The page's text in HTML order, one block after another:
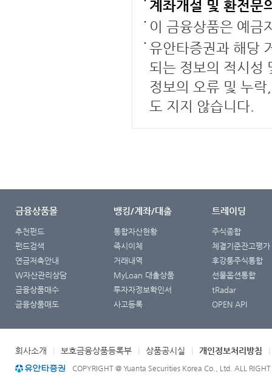
계좌개설 및 환전문
이 금융상품은 예금
유안타증권과 해당
되는 정보의 적시성
정보의 오류 및 누
도 지지 않습니다.
금융상품몰
추천펀드
펀드검색
연금저축안내
W자산관리상담
금융상품매수
금융상품매도
뱅킹/계좌/대출
통합자산현황
즉시이체
거래내역
MyLoan 대출상품
투자자정보확인서
사고등록
트레이딩
주식종합
체결기준잔고평가
후강퉁주식통합
선물옵션통합
tRadar
OPEN API
회사소개 보호금융상품등록부 상품공시실 개인정보처리방침
COPYRIGHT @ Yuanta Securities Korea Co., Ltd. ALL RIGHT